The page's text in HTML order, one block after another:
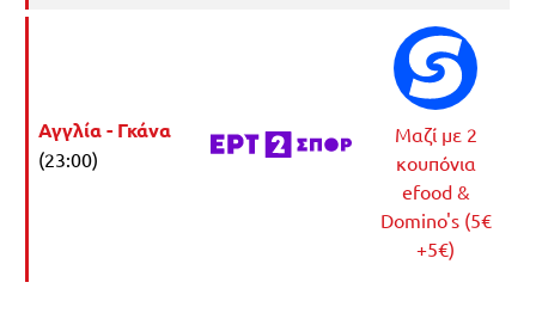
Αγγλία - Γκάνα
(23:00)
Μαζί με 2
κουπόνια
efood &
Domino's (5€
+5€)